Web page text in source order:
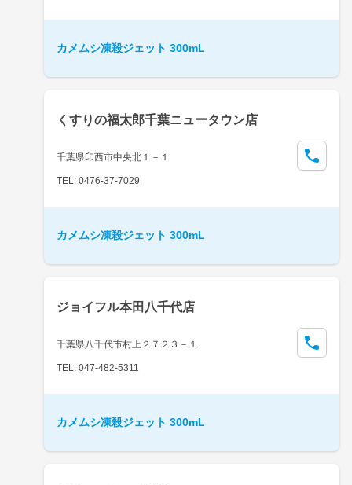
カメムシ凍殺ジェット 300mL
くすりの福太郎千葉ニュータウン店
千葉県印西市中央北１－１
TEL: 0476-37-7029
カメムシ凍殺ジェット 300mL
ジョイフル本田八千代店
千葉県八千代市村上２７２３－１
TEL: 047-482-5311
カメムシ凍殺ジェット 300mL